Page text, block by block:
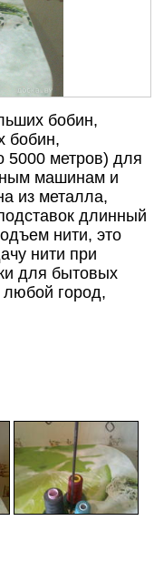
бобин,
бобин,
5000 метров) для
машинам и
из металла,
длинный
нити, это
нити при
для бытовых
город,